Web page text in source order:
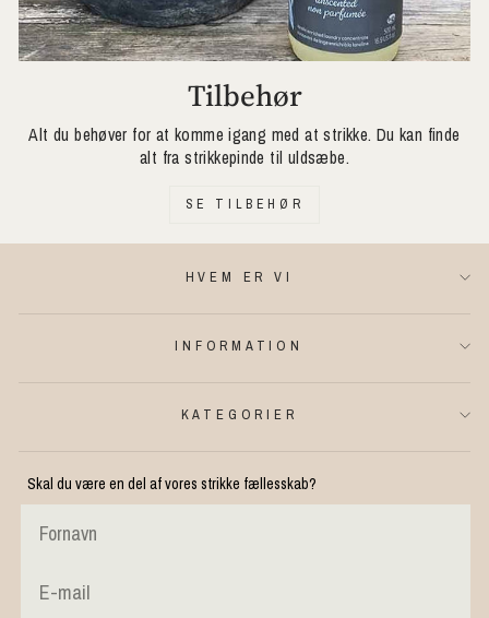
Tilbehør
Alt du behøver for at komme igang med at strikke. Du kan finde
alt fra strikkepinde til uldsæbe.
SE TILBEHØR
HVEM ER VI
INFORMATION
KATEGORIER
Skal du være en del af vores strikke fællesskab?